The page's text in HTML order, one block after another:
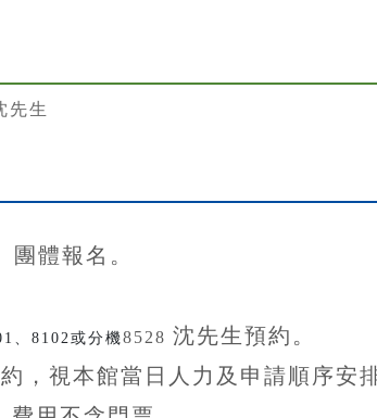
先生
團體報名。
、8102或分機8528 沈先生預約。
，視本館當日人力及申請順序安